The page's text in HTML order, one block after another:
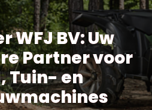
WFJ BV: Uw
Partner voor
Tuin- en